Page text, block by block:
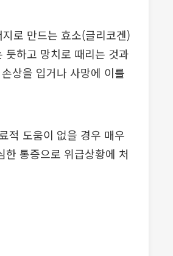
로 만드는 효소(글리코겐)
듯하고 망치로 때리는 것과
상을 입거나 사망에 이를
적 도움이 없을 경우 매우
통증으로 위급상황에 처